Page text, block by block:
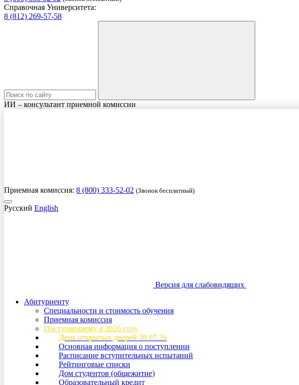
Справочная Университета:
8 (812) 269-57-58
ИИ – консультант приемной комиссии
Приемная комиссия: 8 (800) 333-52-02 (Звонок бесплатный)
Русский English
Версия для слабовидящих
Абитуриенту
Специальности и стоимость обучения
Приемная комиссия
Поступающему в 2026 году
День открытых дверей 28.07.26
Основная информация о поступлении
Расписание вступительных испытаний
Рейтинговые списки
Дом студентов (общежитие)
Образовательный кредит